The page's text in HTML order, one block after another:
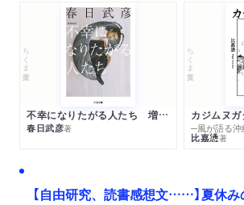
ちくま文庫
不幸になりたがる人たち 増補新版
春日武彦著
ちくま文庫
カジムヌガ
─風が語る沖
比嘉慂著
【自由研究、読書感想文……】夏休